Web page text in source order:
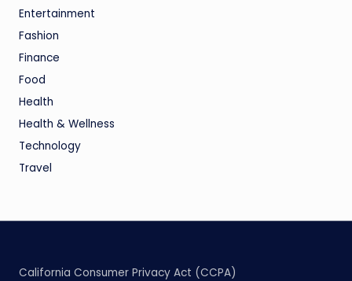
Entertainment
Fashion
Finance
Food
Health
Health & Wellness
Technology
Travel
California Consumer Privacy Act (CCPA)